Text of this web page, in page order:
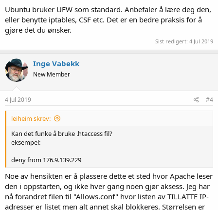
Ubuntu bruker UFW som standard. Anbefaler å lære deg den,
eller benytte iptables, CSF etc. Det er en bedre praksis for å
gjøre det du ønsker.
Sist redigert: 4 Jul 2019
Inge Vabekk
New Member
4 Jul 2019 #4
leiheim skrev:
Kan det funke å bruke .htaccess fil?
eksempel:
deny from 176.9.139.229
Noe av hensikten er å plassere dette et sted hvor Apache leser
den i oppstarten, og ikke hver gang noen gjør aksess. Jeg har
nå forandret filen til "Allows.conf" hvor listen av TILLATTE IP-
adresser er listet men alt annet skal blokkeres. Størrelsen er